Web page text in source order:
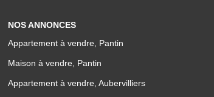
NOS ANNONCES
Appartement à vendre, Pantin
Maison à vendre, Pantin
Appartement à vendre, Aubervilliers